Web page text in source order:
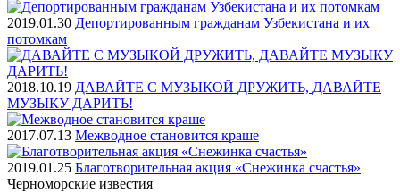
2019.01.30 Депортированным гражданам Узбекистана и их
потомкам
2018.10.19 ДАВАЙТЕ С МУЗЫКОЙ ДРУЖИТЬ, ДАВАЙТЕ
МУЗЫКУ ДАРИТЬ!
2017.07.13 Межводное становится краше
2019.01.25 Благотворительная акция «Снежинка счастья»
Черноморские известия